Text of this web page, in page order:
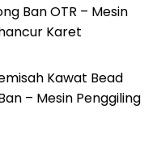
Ban OTR – Mesin
Karet
Kawat Bead
– Mesin Penggiling